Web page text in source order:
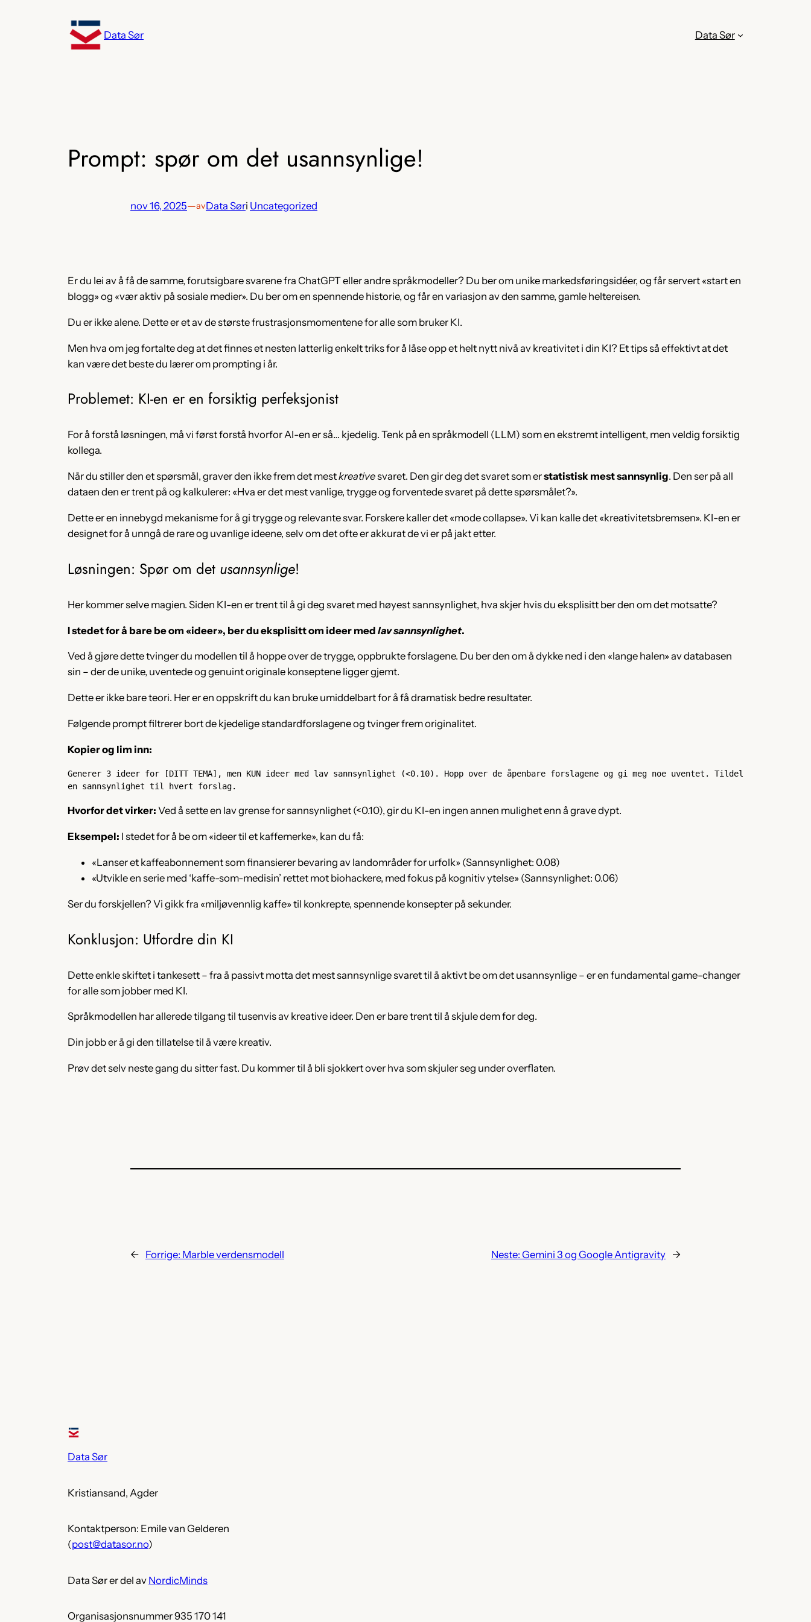
Data Sør Data Sør
Prompt: spør om det usannsynlige!
nov 16, 2025—avData Søri Uncategorized
Er du lei av å få de samme, forutsigbare svarene fra ChatGPT eller andre språkmodeller? Du ber om unike markedsføringsidéer, og får servert «start en
blogg» og «vær aktiv på sosiale medier». Du ber om en spennende historie, og får en variasjon av den samme, gamle heltereisen.
Du er ikke alene. Dette er et av de største frustrasjonsmomentene for alle som bruker KI.
Men hva om jeg fortalte deg at det finnes et nesten latterlig enkelt triks for å låse opp et helt nytt nivå av kreativitet i din KI? Et tips så effektivt at det
kan være det beste du lærer om prompting i år.
Problemet: KI-en er en forsiktig perfeksjonist
For å forstå løsningen, må vi først forstå hvorfor AI-en er så… kjedelig. Tenk på en språkmodell (LLM) som en ekstremt intelligent, men veldig forsiktig
kollega.
Når du stiller den et spørsmål, graver den ikke frem det mestkreativesvaret. Den gir deg det svaret som erstatistisk mest sannsynlig. Den ser på all
dataen den er trent på og kalkulerer: «Hva er det mest vanlige, trygge og forventede svaret på dette spørsmålet?».
Dette er en innebygd mekanisme for å gi trygge og relevante svar. Forskere kaller det «mode collapse». Vi kan kalle det «kreativitetsbremsen». KI-en er
designet for å unngå de rare og uvanlige ideene, selv om det ofte er akkurat de vi er på jakt etter.
Løsningen: Spør om det usannsynlige!
Her kommer selve magien. Siden KI-en er trent til å gi deg svaret med høyest sannsynlighet, hva skjer hvis du eksplisitt ber den om det motsatte?
I stedet for å bare be om «ideer», ber du eksplisitt om ideer med lav sannsynlighet.
Ved å gjøre dette tvinger du modellen til å hoppe over de trygge, oppbrukte forslagene. Du ber den om å dykke ned i den «lange halen» av databasen
sin – der de unike, uventede og genuint originale konseptene ligger gjemt.
Dette er ikke bare teori. Her er en oppskrift du kan bruke umiddelbart for å få dramatisk bedre resultater.
Følgende prompt filtrerer bort de kjedelige standardforslagene og tvinger frem originalitet.
Kopier og lim inn:
Generer 3 ideer for [DITT TEMA], men KUN ideer med lav sannsynlighet (<0.10). Hopp over de åpenbare forslagene og gi meg noe uventet. Tildel
en sannsynlighet til hvert forslag.
Hvorfor det virker: Ved å sette en lav grense for sannsynlighet (<0.10), gir du KI-en ingen annen mulighet enn å grave dypt.
Eksempel: I stedet for å be om «ideer til et kaffemerke», kan du få:
«Lanser et kaffeabonnement som finansierer bevaring av landområder for urfolk» (Sannsynlighet: 0.08)
«Utvikle en serie med ‘kaffe-som-medisin’ rettet mot biohackere, med fokus på kognitiv ytelse» (Sannsynlighet: 0.06)
Ser du forskjellen? Vi gikk fra «miljøvennlig kaffe» til konkrepte, spennende konsepter på sekunder.
Konklusjon: Utfordre din KI
Dette enkle skiftet i tankesett – fra å passivt motta det mest sannsynlige svaret til å aktivt be om det usannsynlige – er en fundamental game-changer
for alle som jobber med KI.
Språkmodellen har allerede tilgang til tusenvis av kreative ideer. Den er bare trent til å skjule dem for deg.
Din jobb er å gi den tillatelse til å være kreativ.
Prøv det selv neste gang du sitter fast. Du kommer til å bli sjokkert over hva som skjuler seg under overflaten.
← Forrige: Marble verdensmodell Neste: Gemini 3 og Google Antigravity →
Data Sør
Kristiansand, Agder
Kontaktperson: Emile van Gelderen
(post@datasor.no)
Data Sør er del av NordicMinds
Organisasjonsnummer 935 170 141